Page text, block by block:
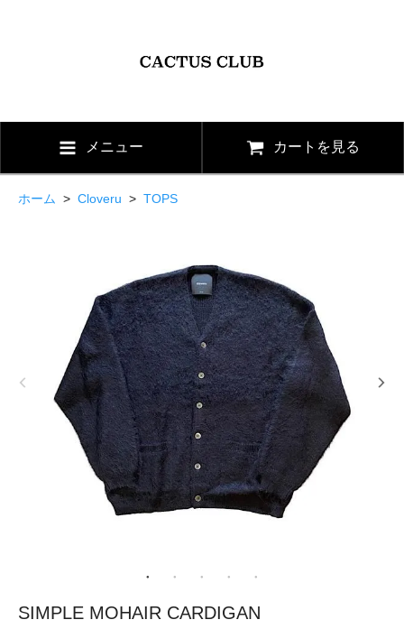
メニュー カートを見る
ホーム > Cloveru > TOPS
SIMPLE MOHAIR CARDIGAN